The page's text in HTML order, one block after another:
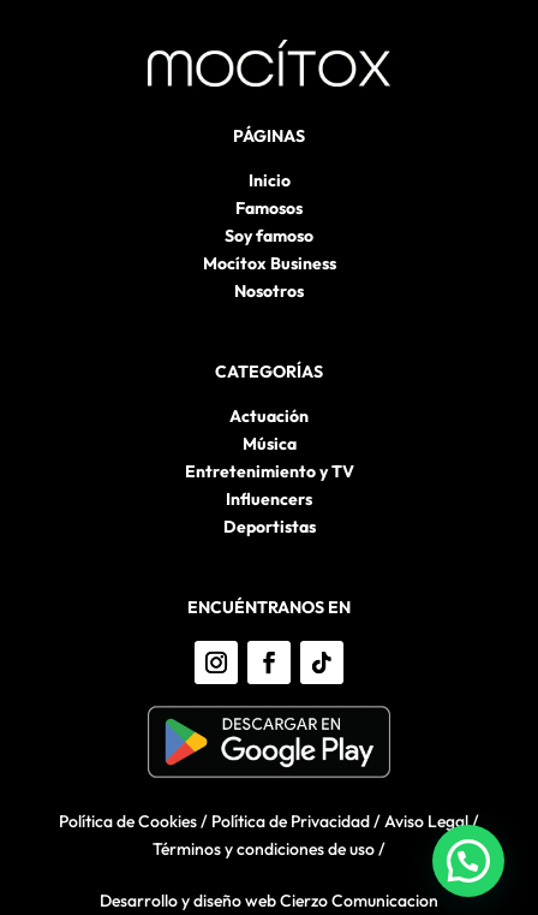
PÁGINAS
Inicio
Famosos
Soy famoso
Mocítox Business
Nosotros
CATEGORÍAS
Actuación
Música
Entretenimiento y TV
Influencers
Deportistas
ENCUÉNTRANOS EN
Política de Cookies/ Política de Privacidad/Aviso Legal/
Términos y condiciones de uso/
Desarrollo y diseño web Cierzo Comunicacion